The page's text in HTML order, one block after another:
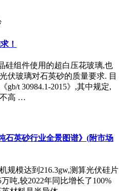
！
硅组件使用的超白压花玻璃,也
伏玻璃对石英砂的质量要求. 目
gb/t 30984.1-2015》,其中规定,
不高 …
石英砂行业全景图谱》(附市场
规模达到216.3gw,测算光伏硅片
吨,较2022年同比增长了100%